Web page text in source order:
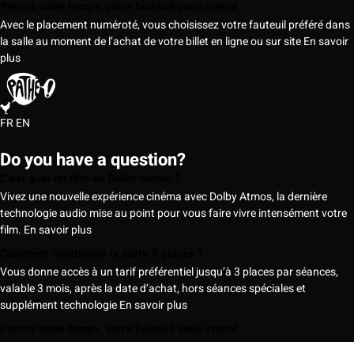
Avec le placement numéroté, vous choisissez votre fauteuil préféré dans
la salle au moment de l’achat de votre billet en ligne ou sur siteEn savoir
plus
FREN
Do you have a question?
Vivez une nouvelle expérience cinéma avec Dolby Atmos, la dernière
technologie audio mise au point pour vous faire vivre intensément votre
film. En savoir plus
Vous donne accès à un tarif préférentiel jusqu’à 3 places par séances,
valable 3 mois, après la date d’achat, hors séances spéciales et
supplément technologieEn savoir plus